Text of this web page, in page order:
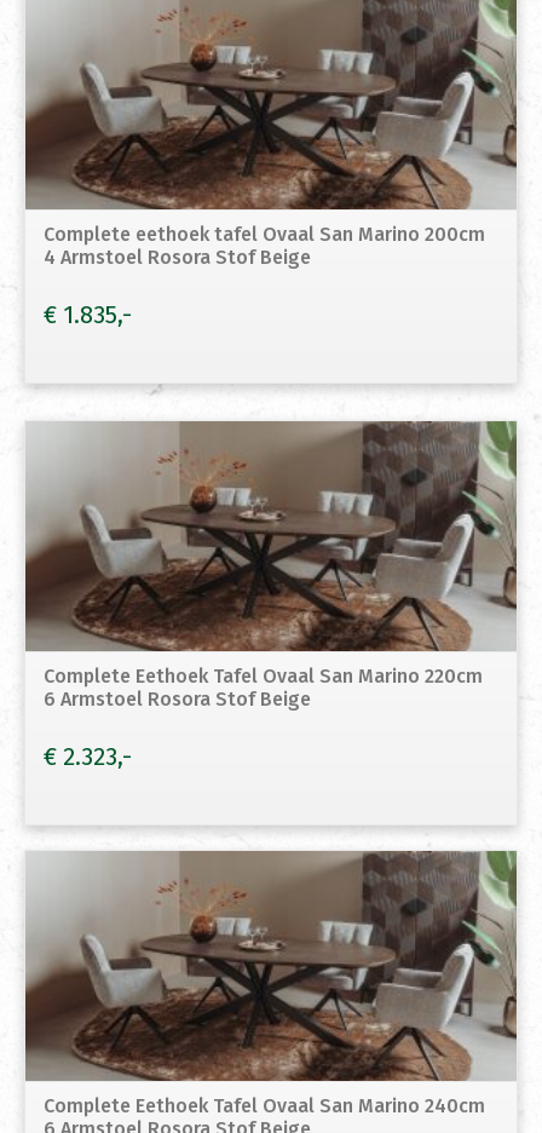
Complete eethoek tafel Ovaal San Marino 200cm
4 Armstoel Rosora Stof Beige
€ 1.835
Complete Eethoek Tafel Ovaal San Marino 220cm
6 Armstoel Rosora Stof Beige
€ 2.323
Complete Eethoek Tafel Ovaal San Marino 240cm
6 Armstoel Rosora Stof Beige